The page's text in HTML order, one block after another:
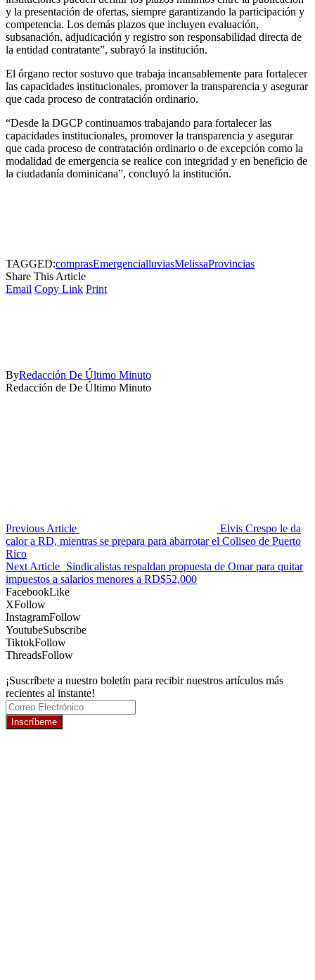
y la presentación de ofertas, siempre garantizando la participación y
competencia. Los demás plazos que incluyen evaluación,
subsanación, adjudicación y registro son responsabilidad directa de
la entidad contratante”, subrayó la institución.
El órgano rector sostuvo que trabaja incansablemente para fortalecer
las capacidades institucionales, promover la transparencia y asegurar
que cada proceso de contratación ordinario.
“Desde la DGCP continuamos trabajando para fortalecer las
capacidades institucionales, promover la transparencia y asegurar
que cada proceso de contratación ordinario o de excepción como la
modalidad de emergencia se realice con integridad y en beneficio de
la ciudadanía dominicana”, concluyó la institución.
TAGGED:comprasEmergencialluviasMelissaProvincias
Share This Article
Email Copy Link Print
ByRedacción De Último Minuto
Redacción de De Último Minuto
Previous Article
Elvis Crespo le da
calor a RD, mientras se prepara para abarrotar el Coliseo de Puerto
Rico
Next Article Sindicalistas respaldan propuesta de Omar para quitar
impuestos a salarios menores a RD$52,000
FacebookLike
XFollow
InstagramFollow
YoutubeSubscribe
TiktokFollow
ThreadsFollow
¡Suscríbete a nuestro boletín para recibir nuestros artículos más
recientes al instante!
Inscríbeme